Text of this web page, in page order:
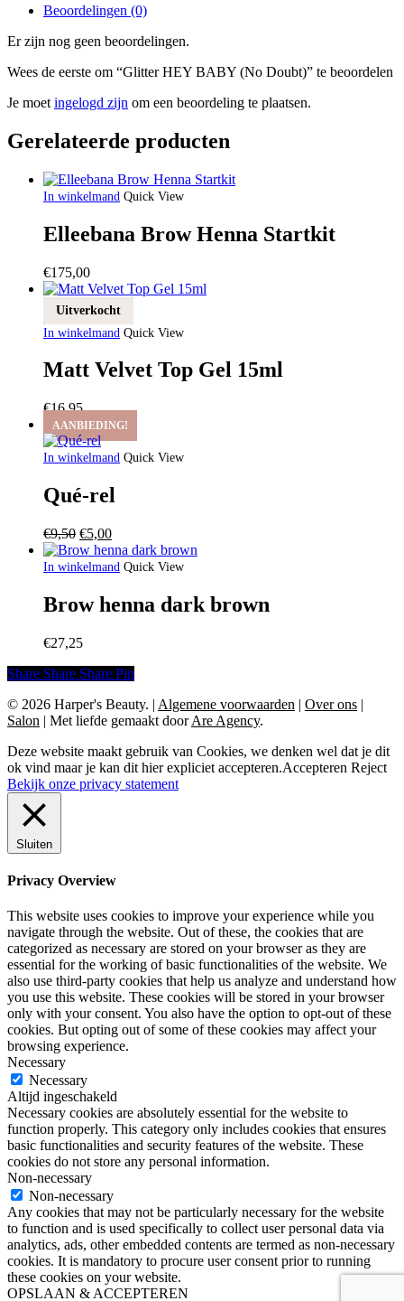
Beoordelingen (0)
Er zijn nog geen beoordelingen.
Wees de eerste om “Glitter HEY BABY (No Doubt)” te beoordelen
Je moet ingelogd zijn om een beoordeling te plaatsen.
Gerelateerde producten
In winkelmand Quick View
Elleebana Brow Henna Startkit
€175,00
Uitverkocht
In winkelmand Quick View
Matt Velvet Top Gel 15ml
€16,95
AANBIEDING!
In winkelmand Quick View
Qué-rel
€9,50 Oorspronkelijke
prijs
was:
€5,00Huidige
prijs
is:
In winkelmand Quick View
Brow henna dark brown
€27,25
Share
Share Share Share Pin
© 2026 Harper's Beauty. | Algemene voorwaarden | Over ons |
Salon | Met liefde gemaakt doorAre Agency.
Deze website maakt gebruik van Cookies, we denken wel dat je dit
ok vind maar je kan dit hier expliciet accepteren.Accepteren Reject
Bekijk onze privacy statement
Sluiten
Privacy Overview
This website uses cookies to improve your experience while you
navigate through the website. Out of these, the cookies that are
categorized as necessary are stored on your browser as they are
essential for the working of basic functionalities of the website. We
also use third-party cookies that help us analyze and understand how
you use this website. These cookies will be stored in your browser
only with your consent. You also have the option to opt-out of these
cookies. But opting out of some of these cookies may affect your
browsing experience.
Necessary
Necessary
Altijd ingeschakeld
Necessary cookies are absolutely essential for the website to
function properly. This category only includes cookies that ensures
basic functionalities and security features of the website. These
cookies do not store any personal information.
Non-necessary
Non-necessary
Any cookies that may not be particularly necessary for the website
to function and is used specifically to collect user personal data via
analytics, ads, other embedded contents are termed as non-necessary
cookies. It is mandatory to procure user consent prior to running
these cookies on your website.
OPSLAAN & ACCEPTEREN